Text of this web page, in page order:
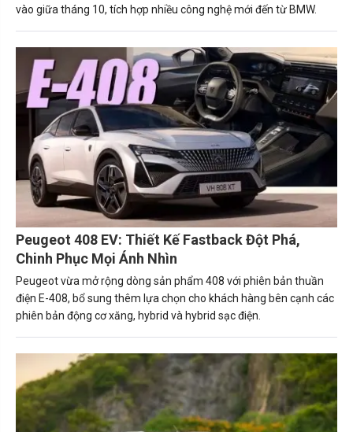
vào giữa tháng 10, tích hợp nhiều công nghệ mới đến từ BMW.
Peugeot 408 EV: Thiết Kế Fastback Đột Phá,
Chinh Phục Mọi Ánh Nhìn
Peugeot vừa mở rộng dòng sản phẩm 408 với phiên bản thuần
điện E-408, bổ sung thêm lựa chọn cho khách hàng bên cạnh các
phiên bản động cơ xăng, hybrid và hybrid sạc điện.